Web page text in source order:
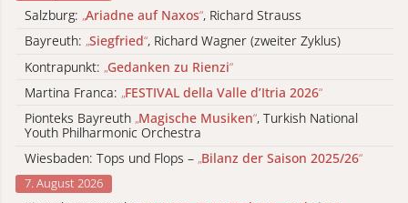
Salzburg: „Ariadne auf Naxos“, Richard Strauss
Bayreuth: „Siegfried“, Richard Wagner (zweiter Zyklus)
Kontrapunkt: „Gedanken zu Rienzi“
Martina Franca: „FESTIVAL della Valle d’Itria 2026“
Pionteks Bayreuth „Magische Musiken“, Turkish National
Youth Philharmonic Orchestra
Wiesbaden: Tops und Flops – „Bilanz der Saison 2025/26“
7. August 2026